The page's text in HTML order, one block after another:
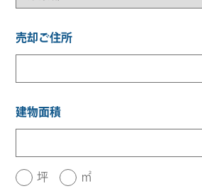
売却ご住所
建物面積
坪 ㎡